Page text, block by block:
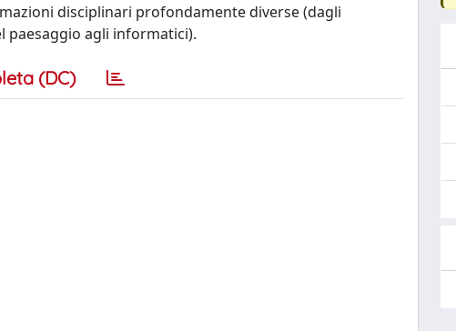
disciplinari profondamente diverse (dagli
paesaggio agli informatici).
(DC)